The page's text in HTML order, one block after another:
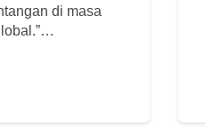
di masa